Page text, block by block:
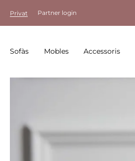
Privat Partner login
Sofàs Mobles Accessoris